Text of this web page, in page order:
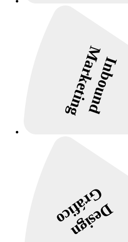
Inbound
Marketing
Design
Gráfico